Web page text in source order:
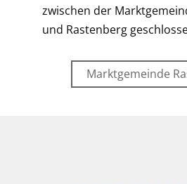
zwischen der
und Rastenberg
Marktgemeinde